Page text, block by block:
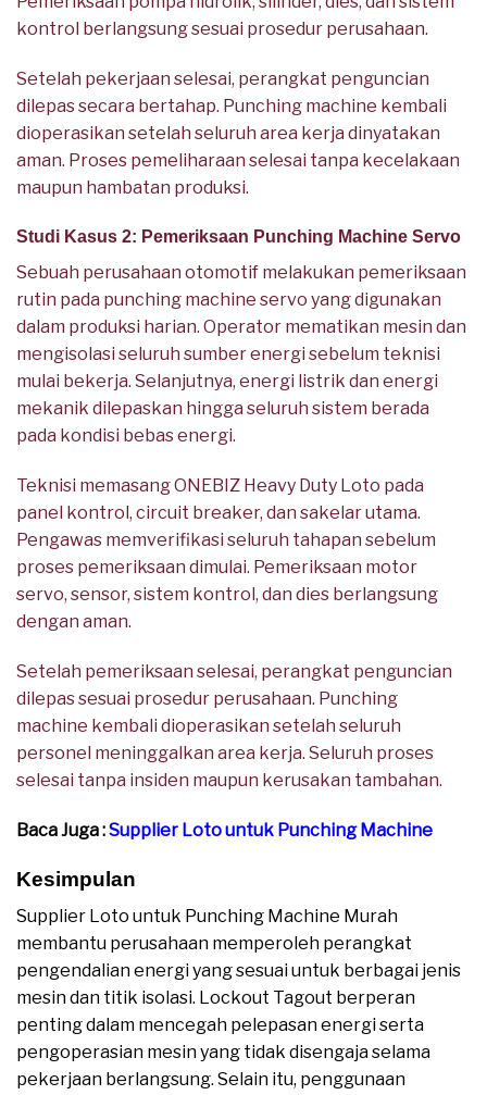
kontrol berlangsung sesuai prosedur perusahaan.
Setelah pekerjaan selesai, perangkat penguncian
dilepas secara bertahap. Punching machine kembali
dioperasikan setelah seluruh area kerja dinyatakan
aman. Proses pemeliharaan selesai tanpa kecelakaan
maupun hambatan produksi.
Studi Kasus 2: Pemeriksaan Punching Machine Servo
Sebuah perusahaan otomotif melakukan pemeriksaan
rutin pada punching machine servo yang digunakan
dalam produksi harian. Operator mematikan mesin dan
mengisolasi seluruh sumber energi sebelum teknisi
mulai bekerja. Selanjutnya, energi listrik dan energi
mekanik dilepaskan hingga seluruh sistem berada
pada kondisi bebas energi.
Teknisi memasang ONEBIZ Heavy Duty Loto pada
panel kontrol, circuit breaker, dan sakelar utama.
Pengawas memverifikasi seluruh tahapan sebelum
proses pemeriksaan dimulai. Pemeriksaan motor
servo, sensor, sistem kontrol, dan dies berlangsung
dengan aman.
Setelah pemeriksaan selesai, perangkat penguncian
dilepas sesuai prosedur perusahaan. Punching
machine kembali dioperasikan setelah seluruh
personel meninggalkan area kerja. Seluruh proses
selesai tanpa insiden maupun kerusakan tambahan.
Baca Juga :Supplier Loto untuk Punching Machine
Kesimpulan
Supplier Loto untuk Punching Machine Murah
membantu perusahaan memperoleh perangkat
pengendalian energi yang sesuai untuk berbagai jenis
mesin dan titik isolasi. Lockout Tagout berperan
penting dalam mencegah pelepasan energi serta
pengoperasian mesin yang tidak disengaja selama
pekerjaan berlangsung. Selain itu, penggunaan